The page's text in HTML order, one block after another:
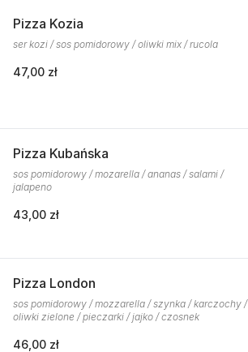
Pizza Kozia
ser kozi / sos pomidorowy / oliwki mix / rucola
47,00 zł
Pizza Kubańska
sos pomidorowy / mozarella / ananas / salami /
jalapeno
43,00 zł
Pizza London
sos pomidorowy / mozzarella / szynka / karczochy /
oliwki zielone / pieczarki / jajko / czosnek
46,00 zł